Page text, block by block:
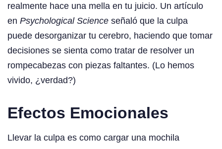
realmente hace una mella en tu juicio. Un artículo
en Psychological Science señaló que la culpa
puede desorganizar tu cerebro, haciendo que tomar
decisiones se sienta como tratar de resolver un
rompecabezas con piezas faltantes. (Lo hemos
vivido, ¿verdad?)
Efectos Emocionales
Llevar la culpa es como cargar una mochila